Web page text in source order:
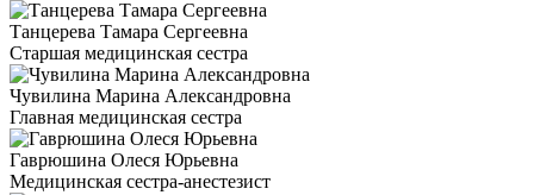
Танцерева Тамара Сергеевна
Старшая медицинская сестра
Чувилина Марина Александровна
Главная медицинская сестра
Гаврюшина Олеся Юрьевна
Медицинская сестра-анестезист